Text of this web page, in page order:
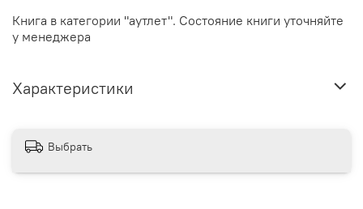
Книга в категории "аутлет". Состояние книги уточняйте
у менеджера
Характеристики
Выбрать